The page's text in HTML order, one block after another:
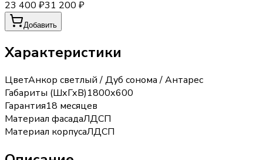
23 400 ₽31 200 ₽
Добавить
Характеристики
ЦветАнкор светлый / Дуб сонома / Антарес
Габариты (ШхГхВ)1800х600
Гарантия18 месяцев
Материал фасадаЛДСП
Материал корпусаЛДСП